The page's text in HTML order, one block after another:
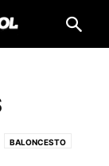
BALONCESTO